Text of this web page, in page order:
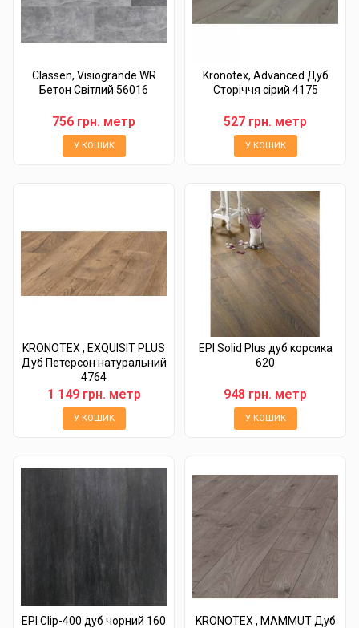
Classen, Visiogrande WR
Бетон Світлий 56016
756 грн. метр
У КОШИК
Kronotex, Advanced Дуб
Сторіччя сірий 4175
527 грн. метр
У КОШИК
KRONOTEX , EXQUISIT PLUS
Дуб Петерсон натуральний
4764
1 149 грн. метр
У КОШИК
EPI Solid Plus дуб корсика
620
948 грн. метр
У КОШИК
EPI Clip-400 дуб чорний 160
KRONOTEX , MAMMUT Дуб